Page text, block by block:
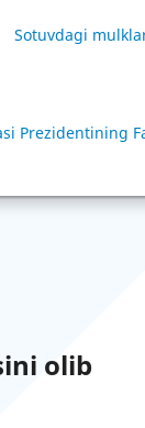
Sotuvdagi
Prezidentining
olib